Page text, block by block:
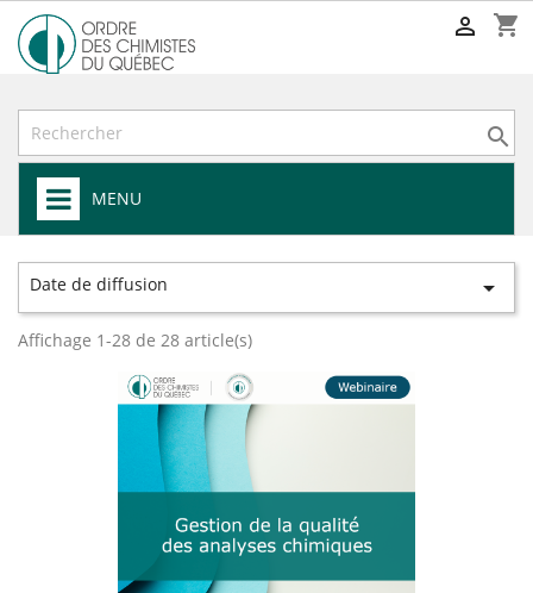
shopping_cart


MENU
Date de diffusion 
Affichage 1-28 de 28 article(s)